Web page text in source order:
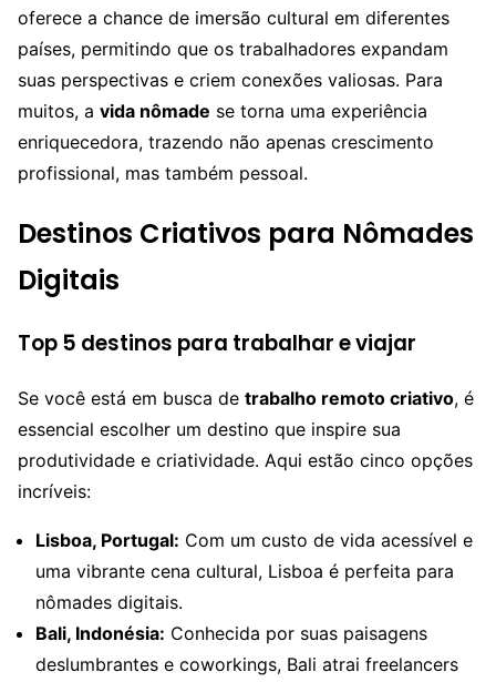
oferece a chance de imersão cultural em diferentes
países, permitindo que os trabalhadores expandam
suas perspectivas e criem conexões valiosas. Para
muitos, a vida nômade se torna uma experiência
enriquecedora, trazendo não apenas crescimento
profissional, mas também pessoal.
Destinos Criativos para Nômades
Digitais
Top 5 destinos para trabalhar e viajar
Se você está em busca de trabalho remoto criativo, é
essencial escolher um destino que inspire sua
produtividade e criatividade. Aqui estão cinco opções
incríveis:
Lisboa, Portugal: Com um custo de vida acessível e
uma vibrante cena cultural, Lisboa é perfeita para
nômades digitais.
Bali, Indonésia: Conhecida por suas paisagens
deslumbrantes e coworkings, Bali atrai freelancers